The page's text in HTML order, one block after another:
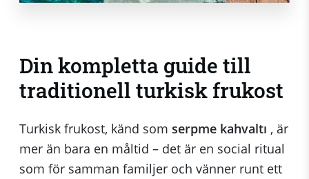
Din kompletta guide till
traditionell turkisk frukost
Turkisk frukost, känd som serpme kahvaltı , är
mer än bara en måltid – det är en social ritual
som för samman familjer och vänner runt ett